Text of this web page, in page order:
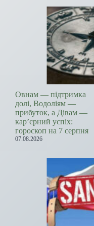
Овнам — підтримка
долі, Водоліям —
прибуток, а Дівам —
кар’єрний успіх:
гороскоп на 7 серпня
07.08.2026